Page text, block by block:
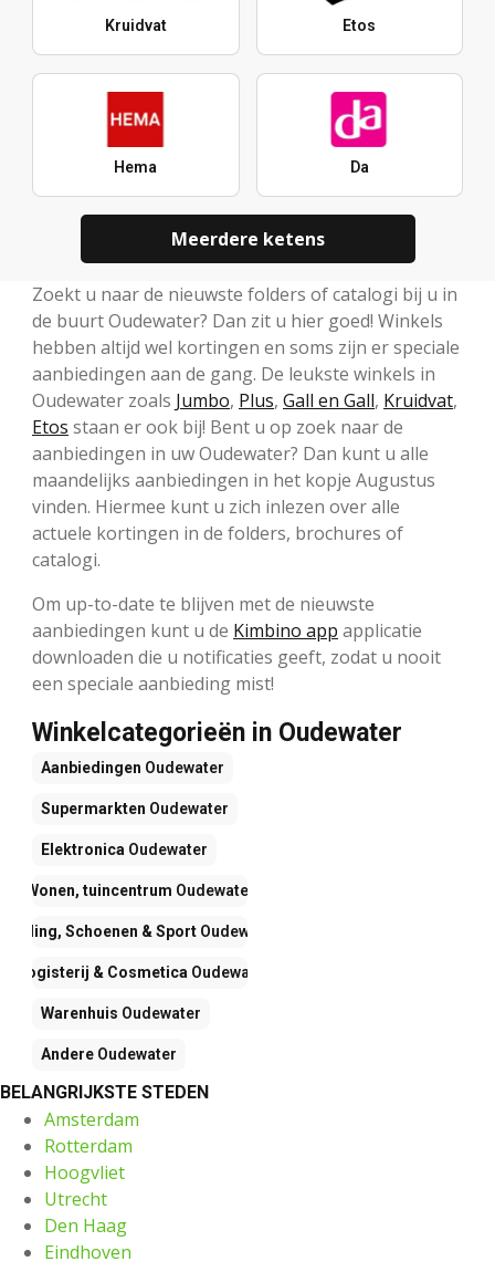
Kruidvat Etos
Hema Da
Meerdere ketens
Zoekt u naar de nieuwste folders of catalogi bij u in
de buurt Oudewater? Dan zit u hier goed! Winkels
hebben altijd wel kortingen en soms zijn er speciale
aanbiedingen aan de gang. De leukste winkels in
Oudewater zoals Jumbo, Plus, Gall en Gall, Kruidvat,
Etos staan er ook bij! Bent u op zoek naar de
aanbiedingen in uw Oudewater? Dan kunt u alle
maandelijks aanbiedingen in het kopje Augustus
vinden. Hiermee kunt u zich inlezen over alle
actuele kortingen in de folders, brochures of
catalogi.
Om up-to-date te blijven met de nieuwste
aanbiedingen kunt u de Kimbino app applicatie
downloaden die u notificaties geeft, zodat u nooit
een speciale aanbieding mist!
Winkelcategorieën in Oudewater
Aanbiedingen Oudewater
Supermarkten Oudewater
Elektronica Oudewater
Wonen, tuincentrum Oudewater
Kleding, Schoenen & SportOudewater
Drogisterij & Cosmetica Oudewater
Warenhuis Oudewater
Andere Oudewater
BELANGRIJKSTE STEDEN
Amsterdam
Rotterdam
Hoogvliet
Utrecht
Den Haag
Eindhoven